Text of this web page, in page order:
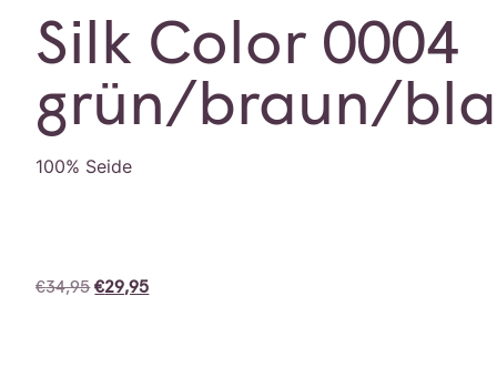
Silk Color 0004
grün/braun/
100% Seide
€34,95 €29,95